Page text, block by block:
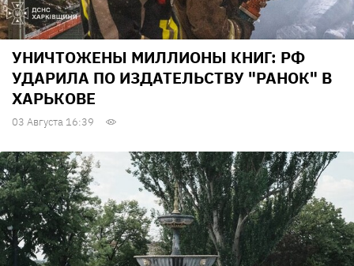
УНИЧТОЖЕНЫ МИЛЛИОНЫ КНИГ: РФ
УДАРИЛА ПО ИЗДАТЕЛЬСТВУ "РАНОК" В
ХАРЬКОВЕ
03 Августа 16:39